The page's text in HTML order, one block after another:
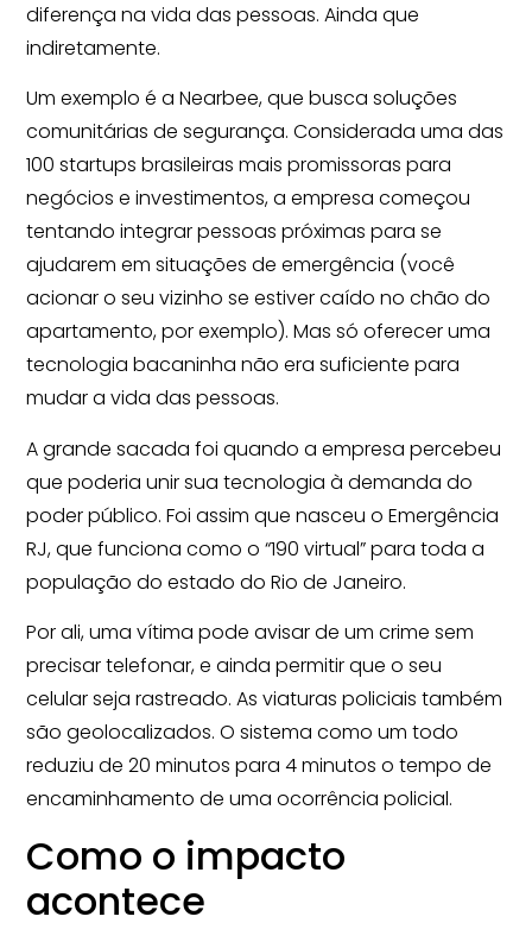
diferença na vida das pessoas. Ainda que
indiretamente.
Um exemplo é a Nearbee, que busca soluções
comunitárias de segurança. Considerada uma das
100 startups brasileiras mais promissoras para
negócios e investimentos, a empresa começou
tentando integrar pessoas próximas para se
ajudarem em situações de emergência (você
acionar o seu vizinho se estiver caído no chão do
apartamento, por exemplo). Mas só oferecer uma
tecnologia bacaninha não era suficiente para
mudar a vida das pessoas.
A grande sacada foi quando a empresa percebeu
que poderia unir sua tecnologia à demanda do
poder público. Foi assim que nasceu o Emergência
RJ, que funciona como o “190 virtual” para toda a
população do estado do Rio de Janeiro.
Por ali, uma vítima pode avisar de um crime sem
precisar telefonar, e ainda permitir que o seu
celular seja rastreado. As viaturas policiais também
são geolocalizados. O sistema como um todo
reduziu de 20 minutos para 4 minutos o tempo de
encaminhamento de uma ocorrência policial.
Como o impacto
acontece